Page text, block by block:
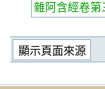
雜阿含經卷第